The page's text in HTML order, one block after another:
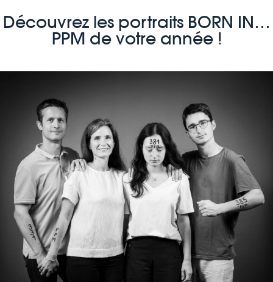
Découvrez les portraits BORN IN…
PPM de votre année !